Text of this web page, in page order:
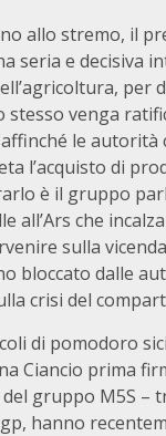
allo stremo, il
seria e decisiva
per
stesso venga
le autorità
l’acquisto di
è il gruppo
all’Ars che
sulla
bloccato dalle
crisi del
di pomodoro
Ciancio prima
gruppo M5S –
hanno